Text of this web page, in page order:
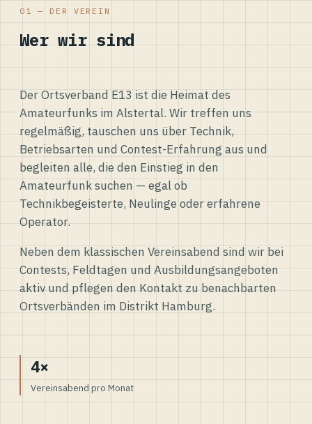
01 — DER VEREIN
Wer wir sind
Der Ortsverband E13 ist die Heimat des
Amateurfunks im Alstertal. Wir treffen uns
regelmäßig, tauschen uns über Technik,
Betriebsarten und Contest-Erfahrung aus und
begleiten alle, die den Einstieg in den
Amateurfunk suchen — egal ob
Technikbegeisterte, Neulinge oder erfahrene
Operator.
Neben dem klassischen Vereinsabend sind wir bei
Contests, Feldtagen und Ausbildungsangeboten
aktiv und pflegen den Kontakt zu benachbarten
Ortsverbänden im Distrikt Hamburg.
4×
Vereinsabend pro Monat